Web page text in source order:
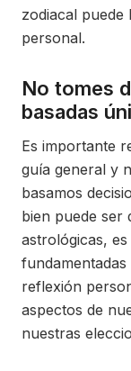
zodiacal
personal.
No tomes
basadas
Es importante
guía general y
basamos
bien puede ser
astrológicas,
reflexión
aspectos de
nuestras